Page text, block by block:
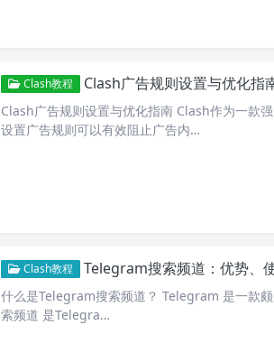
Clash教程 Clash广告规则设置与优化指
Clash广告规则设置与优化指南 Clash作为一款
设置广告规则可以有效阻止广告内…
Clash教程 Telegram搜索频道：优势、
什么是Telegram搜索频道？ Telegram 是一款
索频道 是Telegra…